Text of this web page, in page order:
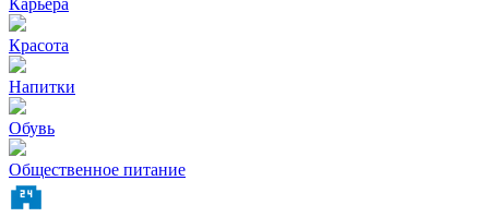
Красота
Напитки
Обувь
Общественное питание